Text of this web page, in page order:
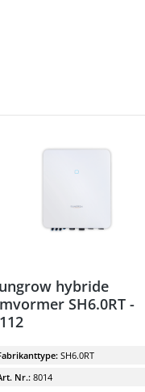
hybride
SH6.0RT -
SH6.0RT
Nr.:8014